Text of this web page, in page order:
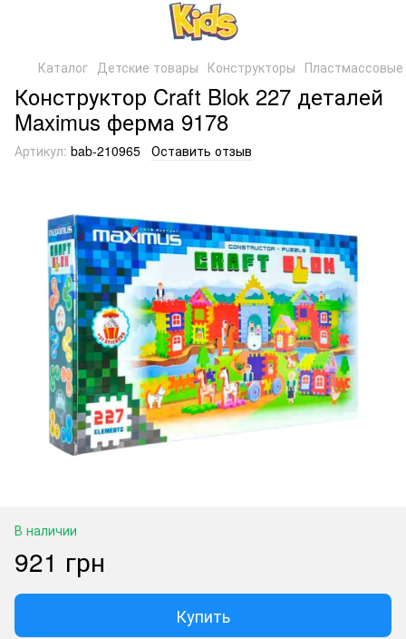
Каталог Детские товары Конструкторы
Конструктор Craft Blok 227 деталей
Maximus ферма 9178
Артикул: bab-210965 Оставить отзыв
В наличии
921 грн
Купить